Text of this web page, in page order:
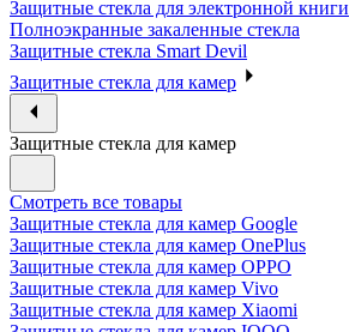
Защитные стекла для электронной книги
Полноэкранные закаленные стекла
Защитные стекла Smart Devil
Защитные стекла для камер
Защитные стекла для камер
Смотреть все товары
Защитные стекла для камер Google
Защитные стекла для камер OnePlus
Защитные стекла для камер OPPO
Защитные стекла для камер Vivo
Защитные стекла для камер Xiaomi